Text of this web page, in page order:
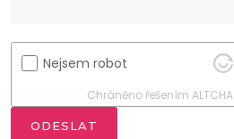
Nejsem robot
Chráněno řešením ALTCHA
ODESLAT